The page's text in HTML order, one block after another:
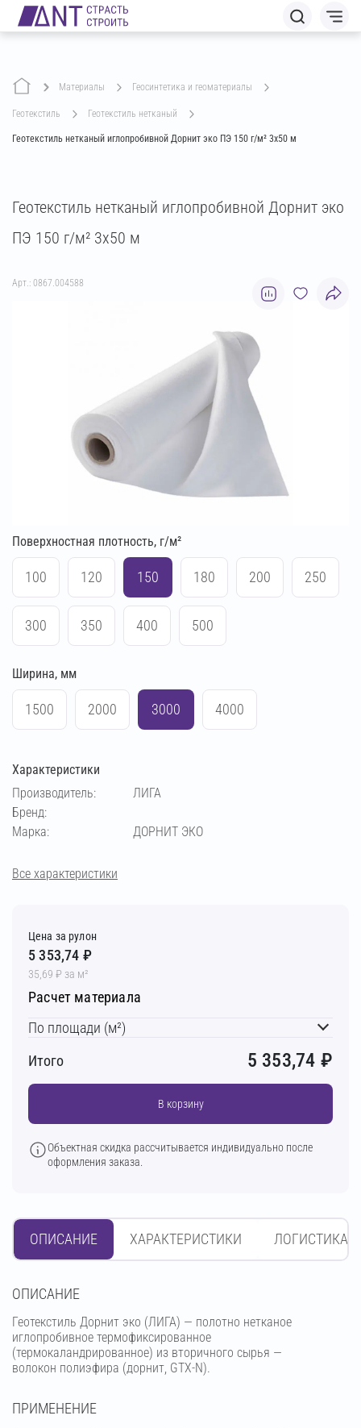
Материалы геосинтетика и геоматериалы
геотекстиль геотекстиль нетканый
Геотекстиль нетканый иглопробивной Дорнит эко ПЭ 150 г/м² 3х50 м
Геотекстиль нетканый иглопробивной Дорнит эко
ПЭ 150 г/м² 3х50 м
Арт.: 0867.004588
Поверхностная плотность, г/м²
100 120 150 180 200 250
300 350 400 500
Ширина, мм
1500 2000 3000 4000
Характеристики
Производитель:
ЛИГА
Бренд:
Марка:
ДОРНИТ ЭКО
Все характеристики
Цена за рулон
5 353,74 ₽
35,69 ₽ за м²
Расчет материала
По площади (м²)
Итого
5 353,74 ₽
В корзину
Объектная скидка рассчитывается индивидуально после
оформления заказа.
ОПИСАНИЕ ХАРАКТЕРИСТИКИ ЛОГИСТИКА
OПИСАНИЕ
Геотекстиль Дорнит эко (ЛИГА) — полотно нетканое
иглопробивное термофиксированное
(термокаландрированное) из вторичного сырья —
волокон полиэфира (дорнит, GTX-N).
ПРИМЕНЕНИЕ